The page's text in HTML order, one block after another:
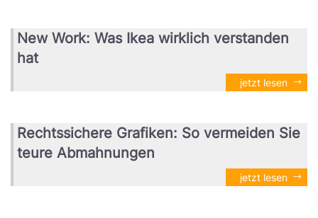
New Work: Was Ikea wirklich verstanden
hat
jetzt lesen
Rechtssichere Grafiken: So vermeiden Sie
teure Abmahnungen
jetzt lesen